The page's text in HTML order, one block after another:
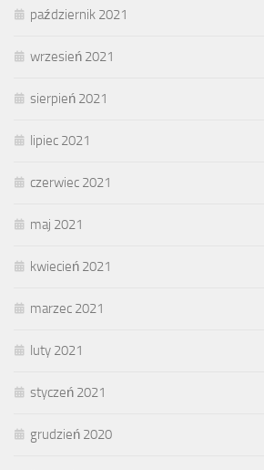
październik 2021
wrzesień 2021
sierpień 2021
lipiec 2021
czerwiec 2021
maj 2021
kwiecień 2021
marzec 2021
luty 2021
styczeń 2021
grudzień 2020